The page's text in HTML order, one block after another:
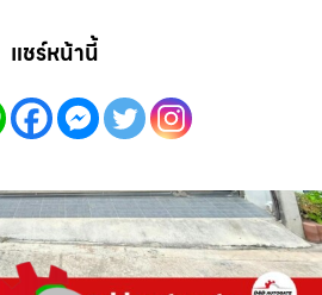
แชร์หน้านี้